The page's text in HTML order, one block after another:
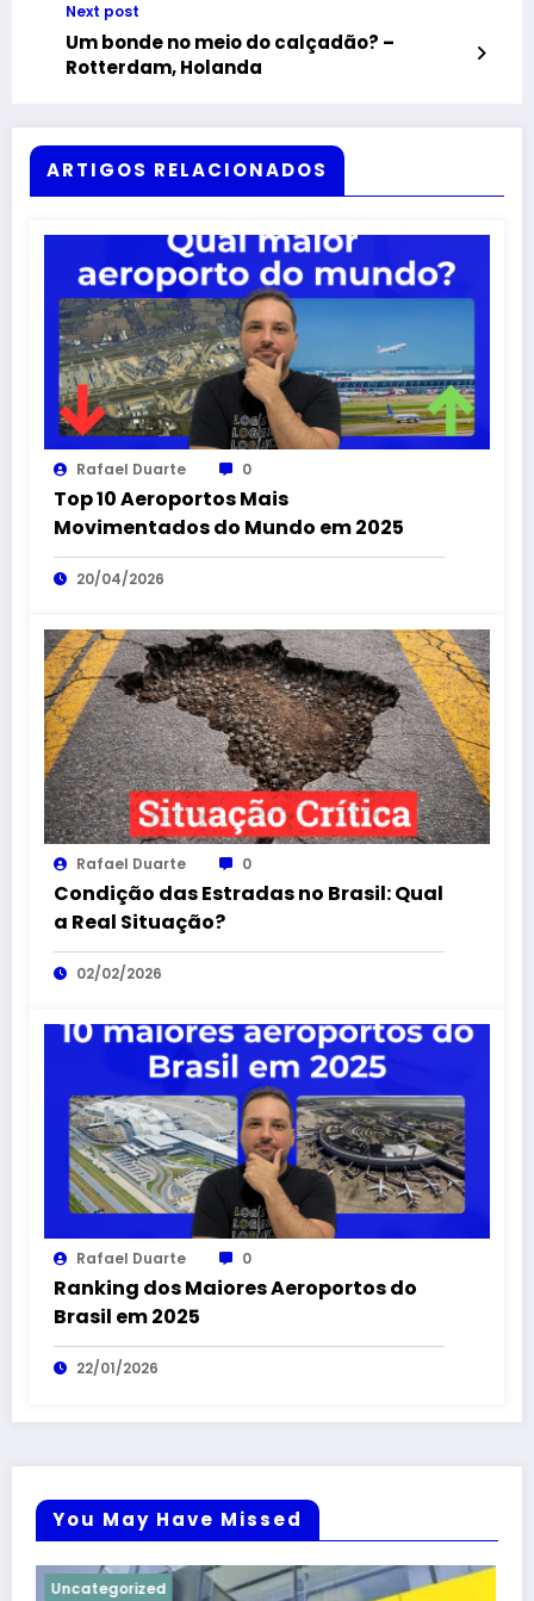
Next post
Um bonde no meio do calçadão? –
Rotterdam, Holanda
ARTIGOS RELACIONADOS
Rafael Duarte 0
Top 10 Aeroportos Mais
Movimentados do Mundo em 2025
20/04/2026
Rafael Duarte 0
Condição das Estradas no Brasil: Qual
a Real Situação?
02/02/2026
Rafael Duarte 0
Ranking dos Maiores Aeroportos do
Brasil em 2025
22/01/2026
You May Have Missed
Uncategorized